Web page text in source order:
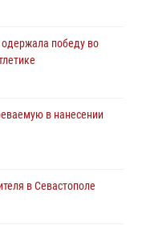
победу во
в нанесении
в Севастополе